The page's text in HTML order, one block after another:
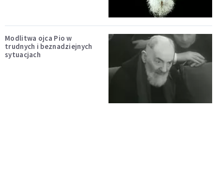
Modlitwa ojca Pio w
trudnych i beznadziejnych
sytuacjach